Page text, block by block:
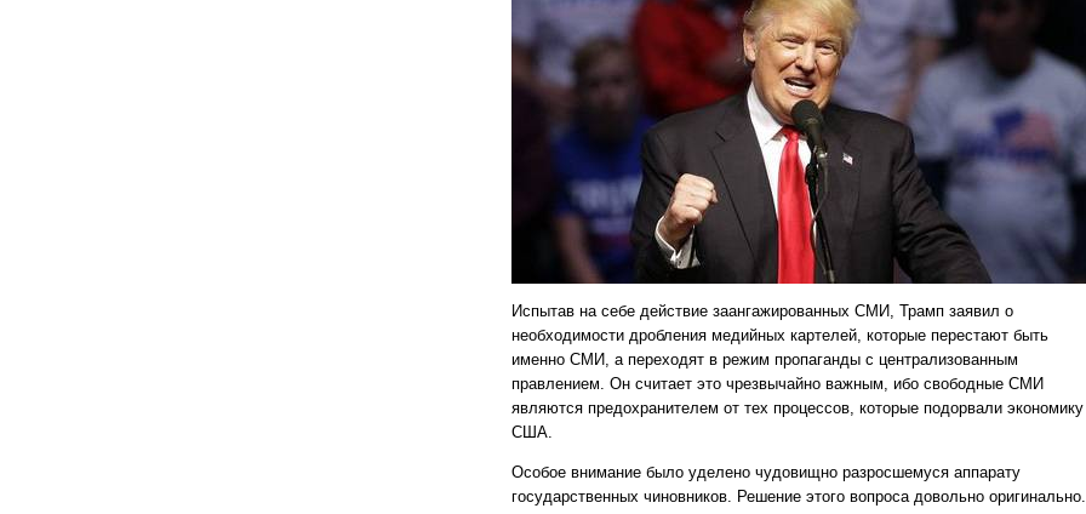
Испытав на себе действие заангажированных СМИ, Трамп заявил о
необходимости дробления медийных картелей, которые перестают быть
именно СМИ, а переходят в режим пропаганды с централизованным
правлением. Он считает это чрезвычайно важным, ибо свободные СМИ
являются предохранителем от тех процессов, которые подорвали экономику
США.
Особое внимание было уделено чудовищно разросшемуся аппарату
государственных чиновников. Решение этого вопроса довольно оригинально.